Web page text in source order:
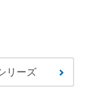
リーズ